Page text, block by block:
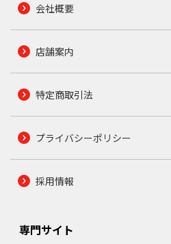
会社概要
店舗案内
特定商取引法
プライバシーポリシー
採用情報
専門サイト